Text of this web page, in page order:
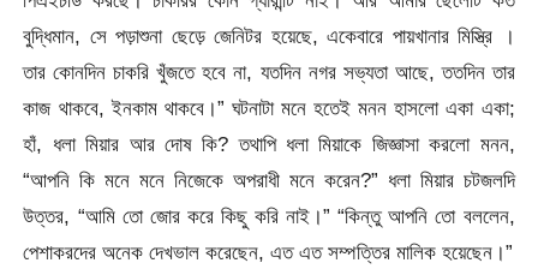
বুদ্ধিমান, সে পড়াশুনা ছেড়ে জেনিটর হয়েছে, একেবারে পায়খানার মিস্ত্রি ।
তার কোনদিন চাকরি খুঁজতে হবে না, যতদিন নগর সভ্যতা আছে, ততদিন তার
কাজ থাকবে, ইনকাম থাকবে।” ঘটনাটা মনে হতেই মনন হাসলো একা একা;
হাঁ, ধলা মিয়ার আর দোষ কি? তথাপি ধলা মিয়াকে জিজ্ঞাসা করলো মনন,
“আপনি কি মনে মনে নিজেকে অপরাধী মনে করেন?” ধলা মিয়ার চটজলদি
উত্তর, “আমি তো জোর করে কিছু করি নাই।” “কিন্তু আপনি তো বললেন,
পেশাকরদের অনেক দেখভাল করেছেন, এত এত সম্পত্তির মালিক হয়েছেন।”